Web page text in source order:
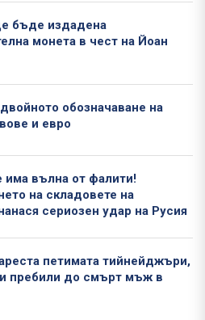
бъде издадена
монета в чест на Йоан
обозначаване на
и евро
има вълна от фалити!
на складовете на
сериозен удар на Русия
петимата тийнейджъри,
и пребили до смърт мъж в